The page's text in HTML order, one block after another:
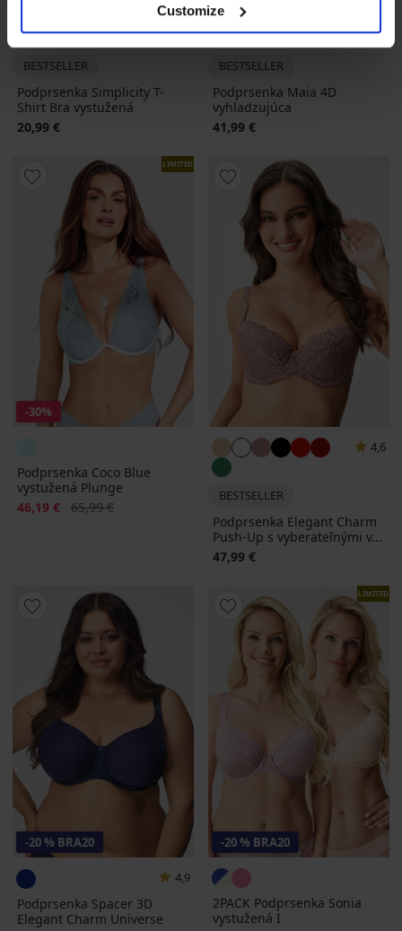
Customize
4,8
BESTSELLER
Podprsenka Simplicity T-
Shirt Bra vystužená
20,99 €
4,8
BESTSELLER
Podprsenka Maia 4D
vyhladzujúca
41,99 €
LIMITED
-30%
Podprsenka Coco Blue
vystužená Plunge
Zľava
46,19 € Pôvodná cena
65,99 €
4,6
BESTSELLER
Podprsenka Elegant Charm
Push-Up s vyberateľnými v...
47,99 €
-20 % BRA20
4,9
Podprsenka Spacer 3D
Elegant Charm Universe
LIMITED
-20 % BRA20
2PACK Podprsenka Sonia
vystužená I